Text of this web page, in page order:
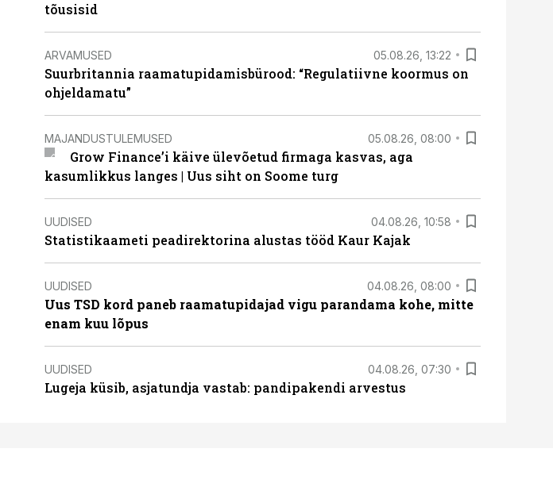
tõusisid
ARVAMUSED 05.08.26, 13:22
Suurbritannia raamatupidamisbürood: “Regulatiivne koormus on
ohjeldamatu”
MAJANDUSTULEMUSED 05.08.26, 08:00
Grow Finance’i käive ülevõetud firmaga kasvas, aga
kasumlikkus langes | Uus siht on Soome turg
UUDISED 04.08.26, 10:58
Statistikaameti peadirektorina alustas tööd Kaur Kajak
UUDISED 04.08.26, 08:00
Uus TSD kord paneb raamatupidajad vigu parandama kohe, mitte
enam kuu lõpus
UUDISED 04.08.26, 07:30
Lugeja küsib, asjatundja vastab: pandipakendi arvestus